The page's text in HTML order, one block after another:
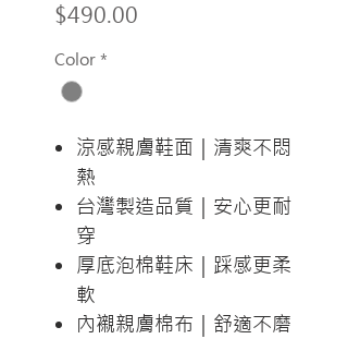
$490.00
Color *
涼感親膚鞋面｜清爽不悶
熱
台灣製造品質｜安心更耐
穿
厚底泡棉鞋床｜踩感更柔
軟
內襯親膚棉布｜舒適不磨